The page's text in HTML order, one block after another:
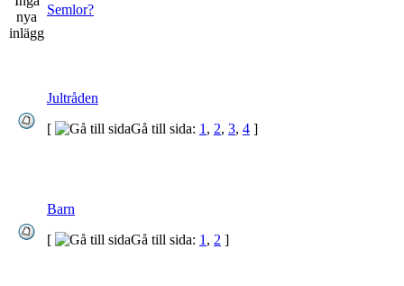
Semlor?
Jultråden
[
Gå till sida: 1 , 2, 3, 4 ]
Barn
[
Gå till sida: 1 , 2 ]